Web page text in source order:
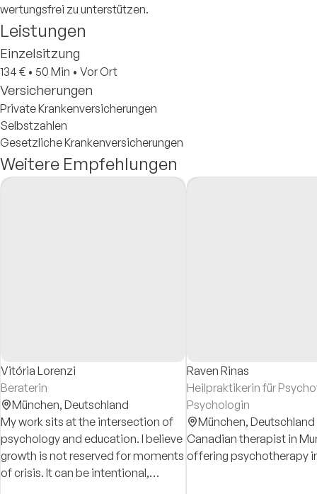
wertungsfrei zu unterstützen.
Leistungen
Einzelsitzung
134 € • 50 Min • Vor Ort
Versicherungen
Private Krankenversicherungen
Selbstzahlen
Gesetzliche Krankenversicherungen
Weitere Empfehlungen
Vitória Lorenzi
Beraterin
München, Deutschland
My work sits at the intersection of
psychology and education. I believe
growth is not reserved for moments
of crisis. It can be intentional,
Raven Rinas
Heilpraktikerin für
Psychologin
München, Deutschland
Canadian therapist in
offering psychotherapy